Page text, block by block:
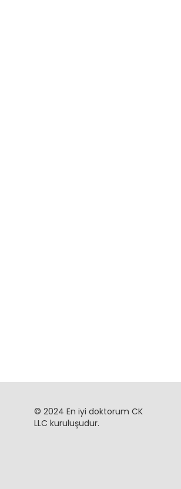
© 2024 En iyi doktorum CK
LLC kuruluşudur.